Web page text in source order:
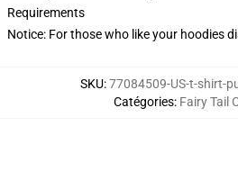
Requirements
Notice: For those who like your hoodies
SKU:77084509-US-t-shirt-
Catégories: Fairy Tail